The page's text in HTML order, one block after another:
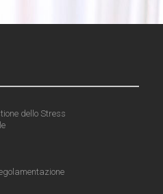
dello Stress